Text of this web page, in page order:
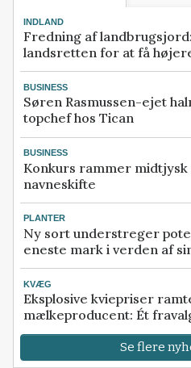
INDLAND
Fredning af
landsretten for at få
BUSINESS
Søren Rasmussen-ejet
topchef hos Tican
BUSINESS
Konkurs rammer
navneskifte
PLANTER
Ny sort understreger
eneste mark i verden af
KVÆG
Eksplosive kviepriser
mælkeproducent: Ét
Se flere